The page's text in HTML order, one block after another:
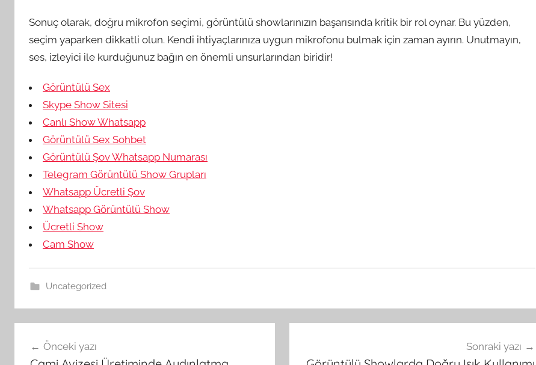
Sonuç olarak, doğru mikrofon seçimi, görüntülü showlarınızın başarısında kritik bir rol oynar. Bu yüzden,
seçim yaparken dikkatli olun. Kendi ihtiyaçlarınıza uygun mikrofonu bulmak için zaman ayırın. Unutmayın,
ses, izleyici ile kurduğunuz bağın en önemli unsurlarından biridir!
Görüntülü Sex
Skype Show Sitesi
Canlı Show Whatsapp
Görüntülü Sex Sohbet
Görüntülü Şov Whatsapp Numarası
Telegram Görüntülü Show Grupları
Whatsapp Ücretli Şov
Whatsapp Görüntülü Show
Ücretli Show
Cam Show
Uncategorized
gezinmesi
Önceki yazı Sonraki yazı